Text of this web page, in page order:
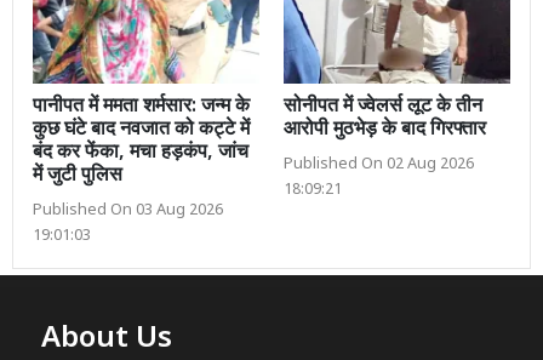
पानीपत में ममता शर्मसार: जन्म के
कुछ घंटे बाद नवजात को कट्टे में
बंद कर फेंका, मचा हड़कंप, जांच
में जुटी पुलिस
Published On 03 Aug 2026
19:01:03
सोनीपत में ज्वेलर्स लूट के तीन
आरोपी मुठभेड़ के बाद गिरफ्तार
Published On 02 Aug 2026
18:09:21
About Us